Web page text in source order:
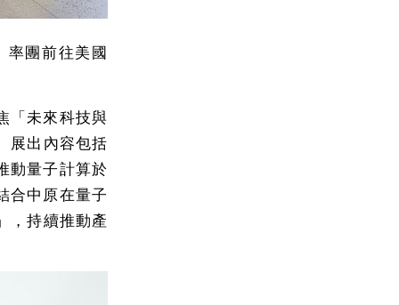
率團前往美國
「未來科技與
展出內容包括
動量子計算於
合中原在量子
，持續推動產